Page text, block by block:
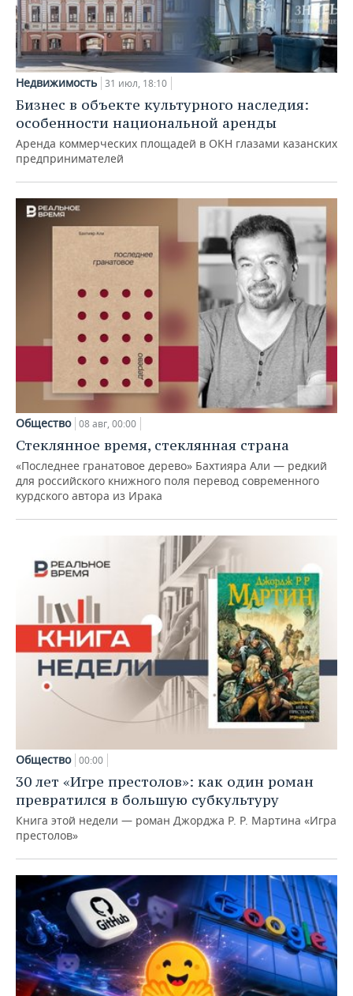
Недвижимость 31 июл, 18:10
Бизнес в объекте культурного наследия:
особенности национальной аренды
Аренда коммерческих площадей в ОКН глазами казанских
предпринимателей
Общество 08 авг, 00:00
Стеклянное время, стеклянная страна
«Последнее гранатовое дерево» Бахтияра Али — редкий
для российского книжного поля перевод современного
курдского автора из Ирака
Общество 00:00
30 лет «Игре престолов»: как один роман
превратился в большую субкультуру
Книга этой недели — роман Джорджа Р. Р. Мартина «Игра
престолов»